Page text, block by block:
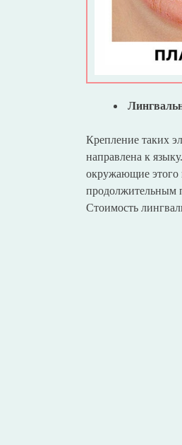
Крепление таких
направлена к
окружающие этого
продолжительным
Стоимость